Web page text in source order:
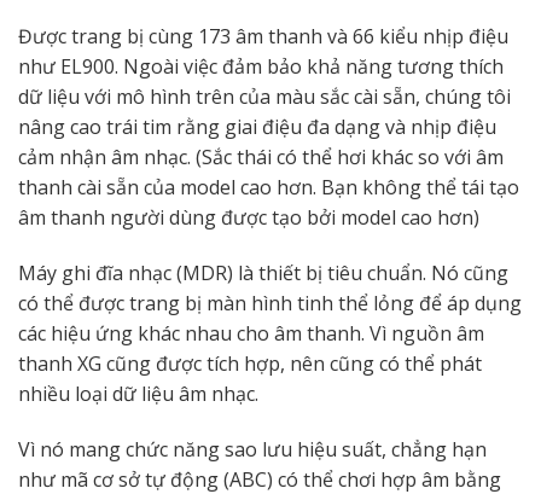
Được trang bị cùng 173 âm thanh và 66 kiểu nhịp điệu
như EL900. Ngoài việc đảm bảo khả năng tương thích
dữ liệu với mô hình trên của màu sắc cài sẵn, chúng tôi
nâng cao trái tim rằng giai điệu đa dạng và nhịp điệu
cảm nhận âm nhạc. (Sắc thái có thể hơi khác so với âm
thanh cài sẵn của model cao hơn. Bạn không thể tái tạo
âm thanh người dùng được tạo bởi model cao hơn)
Máy ghi đĩa nhạc (MDR) là thiết bị tiêu chuẩn. Nó cũng
có thể được trang bị màn hình tinh thể lỏng để áp dụng
các hiệu ứng khác nhau cho âm thanh. Vì nguồn âm
thanh XG cũng được tích hợp, nên cũng có thể phát
nhiều loại dữ liệu âm nhạc.
Vì nó mang chức năng sao lưu hiệu suất, chẳng hạn
như mã cơ sở tự động (ABC) có thể chơi hợp âm bằng